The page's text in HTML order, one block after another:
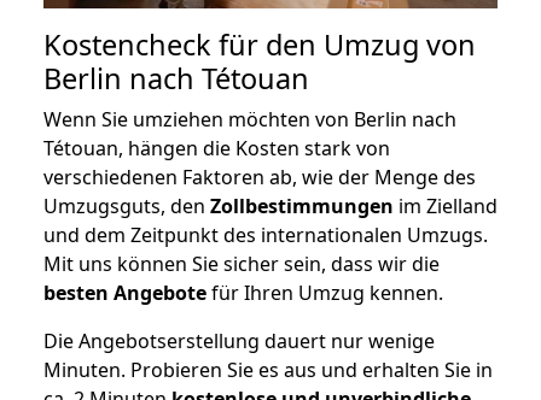
Kostencheck für den Umzug von
Berlin nach Tétouan
Wenn Sie umziehen möchten von Berlin nach
Tétouan, hängen die Kosten stark von
verschiedenen Faktoren ab, wie der Menge des
Umzugsguts, den Zollbestimmungen im Zielland
und dem Zeitpunkt des internationalen Umzugs.
Mit uns können Sie sicher sein, dass wir die
besten Angebotefür Ihren Umzug kennen.
Die Angebotserstellung dauert nur wenige
Minuten. Probieren Sie es aus und erhalten Sie in